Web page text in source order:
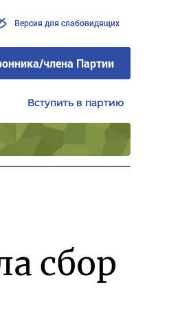
Версия для слабовидящих
члена Партии
Вступить в партию
сбор
Версия для слабовидящих
члена Партии
Вступить в партию